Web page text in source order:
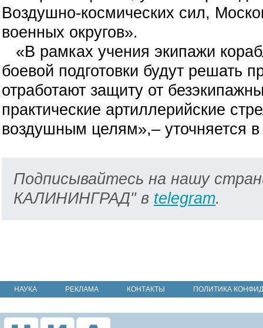
Воздушно-космических сил,
военных округов».
«В рамках учения экипажи
боевой подготовки будут решать
отработают защиту от
практические артиллерийские
воздушным целям»,– уточняется
Подписывайтесь на нашу
КАЛИНИНГРАД" в telegram.
НАУКА РЕКЛАМА КОНТАКТЫ ПОЛИТИКА